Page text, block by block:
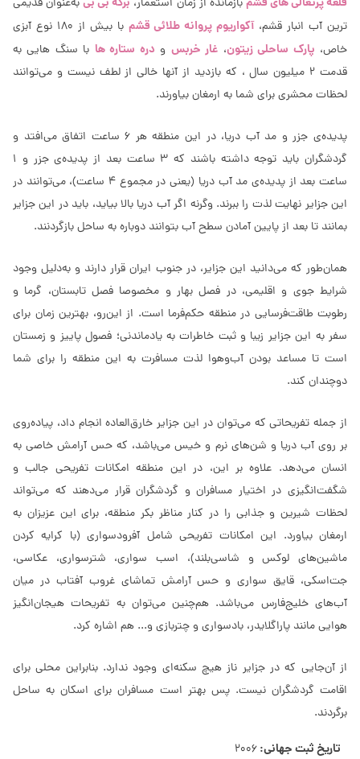
بازمانده از زمان استعمار،
به‌عنوان قدیمی
ترین آب انبار قشم،آکواریوم پروانه طلائی قشم
با بیش از 180 نوع آبزی
خاص، پارک ساحلی زیتون، غار خربس و دره ستاره ها با سنگ هایی به
قدمت 2 میلیون سال ، که بازدید از آنها خالی از لطف نیست و می‌توانند
لحظات محشری برای شما به ارمغان بیاورند.
پدیده‌ی جزر و مد آب دریا، در این منطقه هر 6 ساعت اتفاق می‌افتد و
گردشگران باید توجه داشته‌ باشند که 3 ساعت بعد از پدیده‌ی جزر و 1
ساعت بعد از پدیده‌ی مد آب دریا (یعنی در مجموع 4 ساعت)، می‌توانند در
این جزایر نهایت لذت را ببرند. وگرنه اگر آب دریا بالا بیاید، باید در این جزایر
بمانند تا بعد از پایین آمادن سطح آب بتوانند دوباره به ساحل بازگردنند.
همان‌طور که می‌دانید این جزایر، در جنوب ایران قرار دارند و به‌دلیل وجود
شرایط جوی و اقلیمی، در فصل بهار و مخصوصا فصل تابستان، گرما و
رطوبت طاقت‌فرسایی در منطقه حکم‌فرما است. از این‌رو، بهترین زمان برای
سفر به این جزایر زیبا و ثبت خاطرات به‌ یادماندنی؛ فصول پاییز و زمستان
است تا مساعد بودن آب‌وهوا لذت مسافرت به ‌این منطقه را برای شما
دوچندان کند.
از جمله تفریحاتی که می‌توان در این جزایر خارق‌العاده انجام داد، پیاده‌روی
بر روی آب دریا و شن‌های نرم و خیس می‌باشد، که حس آرامش خاصی به
انسان می‌دهد. علاوه بر این، در این منطقه امکانات تفریحی جالب و
شگفت‌انگیزی در اختیار مسافران و گردشگران قرار می‌دهند که می‌تواند
لحظات شیرین و جذابی را در کنار مناظر بکر منطقه، برای این عزیزان به
ارمغان بیاورد. این امکانات تفریحی شامل آفرودسواری (با کرایه کردن
ماشین‎‌های لوکس و شاسی‌بلند)، اسب سواری، شترسواری، عکاسی،
جت‌اسکی، قایق سواری و حس آرامش تماشای غروب آفتاب در میان
آب‌های خلیج‌فارس می‌باشد. هم‌چنین می‌توان به تفریحات هیجان‌انگیز
هوایی مانند پاراگلایدر، بادسواری و چتربازی و... هم اشاره کرد.
از آن‌جایی که در جزایر ناز هیچ سکنه‌ای وجود ندارد. بنابراین محلی برای
اقامت گردشگران نیست. پس بهتر است مسافران برای اسکان به ساحل
برگردند.
تاریخ ثبت جهانی:2006